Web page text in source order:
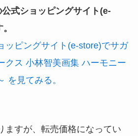
式ショッピングサイト(e-
ッピングサイト(e-store)でサガ
クス 小林智美画集 ハーモニー
を見てみる。
ますが、転売価格になってい